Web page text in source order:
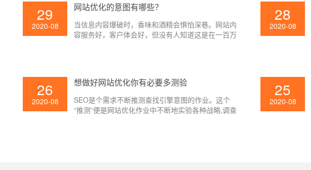
29
2020-08
网站优化的意图有哪些？
当信息内容爆破时，香味和酒精会惧怕深巷。网站内
容服务好，客户体会好，但没有人知道这是在一百万
28
2020-08
26
2020-08
想做好网站优化你有必要多测验
SEO是个需求不断推测查找引擎意图的作业。这个
“推测”便是网站优化作业中不断地实验各种战略,调查
25
2020-08